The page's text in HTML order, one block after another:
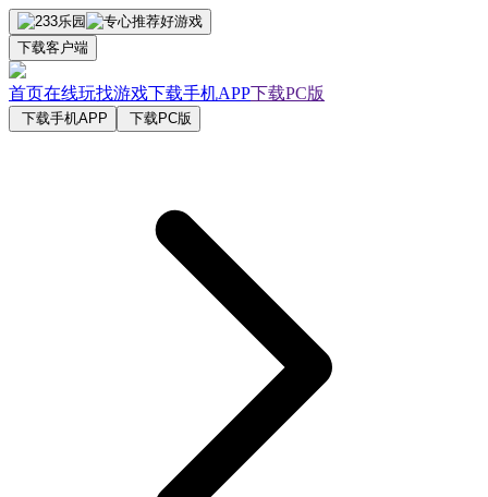
下载客户端
首页在线玩找游戏下载手机APP下载PC版
下载手机APP 下载PC版